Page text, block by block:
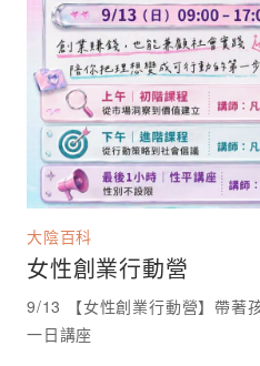
大陰百科
女性創業行動營
9/13 【女性創業行動營】帶著